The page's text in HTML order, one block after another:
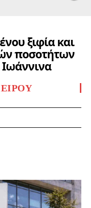
ξιφία και
ποσοτήτων